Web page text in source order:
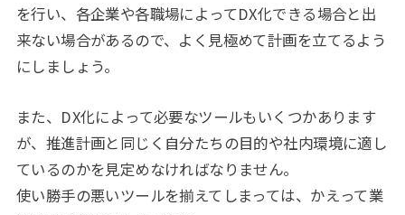
を行い、各企業や各職場によってDX化できる場合と出
来ない場合があるので、よく見極めて計画を立てるよう
にしましょう。
また、DX化によって必要なツールもいくつかあります
が、推進計画と同じく自分たちの目的や社内環境に適し
ているのかを見定めなければなりません。
使い勝手の悪いツールを揃えてしまっては、かえって業